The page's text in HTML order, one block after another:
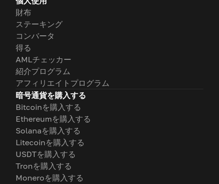
財布
ステーキング
コンバータ
得る
AMLチェッカー
紹介プログラム
アフィリエイトプログラム
暗号通貨を購入する
Bitcoinを購入する
Ethereumを購入する
Solanaを購入する
Litecoinを購入する
USDTを購入する
Tronを購入する
Moneroを購入する